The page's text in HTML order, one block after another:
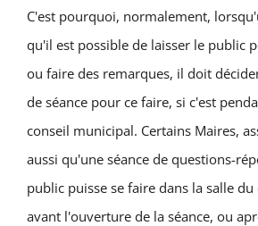
C'est pourquoi, normalement,
qu'il est possible de laisser le public
ou faire des remarques, il doit
de séance pour ce faire, si c'est
conseil municipal. Certains Maires,
aussi qu'une séance de questions-
public puisse se faire dans la salle
avant l'ouverture de la séance, ou